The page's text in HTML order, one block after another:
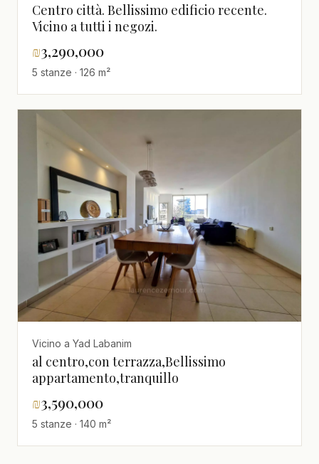
Centro città. Bellissimo edificio recente.
Vicino a tutti i negozi.
₪3,290,000
5 stanze · 126 m²
Vicino a Yad Labanim
al centro,con terrazza,Bellissimo
appartamento,tranquillo
₪3,590,000
5 stanze · 140 m²